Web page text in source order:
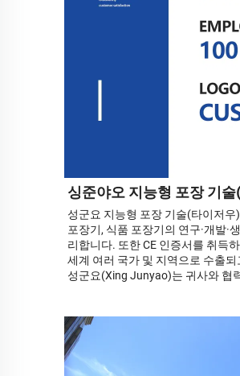
싱준야오 지능형 포장 기
성군요 지능형 포장 기술(타이저
포장기, 식품 포장기의 연구·개발
리합니다. 또한 CE 인증서를 취득
세계 여러 국가 및 지역으로 수출
성군요(Xing Junyao)는 귀사와 협